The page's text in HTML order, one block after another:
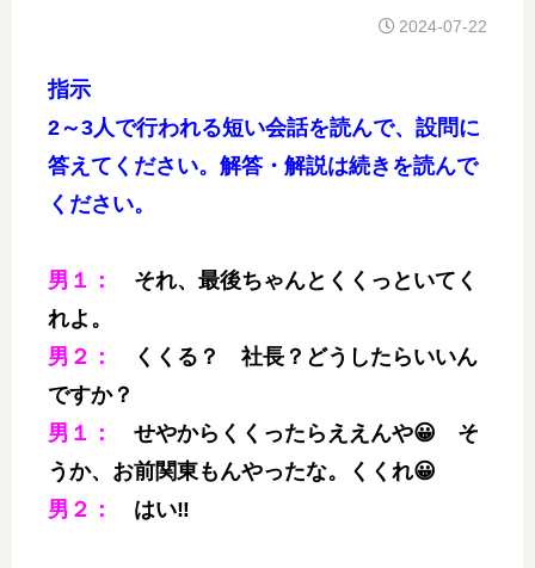
2024-07-22
指示
2～3人で行われる短い会話を読んで、設問に
答えてください。解答・解説は続きを読んで
ください。
男１：
それ、最後ちゃんとくくっといてく
れよ。
男２：
くくる？ 社長？どうしたらいいん
ですか？
男１：
せやからくくったらええんや😀 そ
うか、お前関東もんやったな。くくれ😀
男２：
はい‼